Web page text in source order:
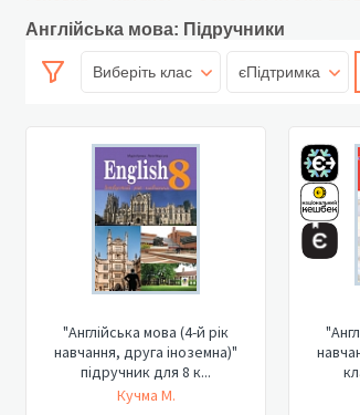
Англійська мова: Підручники
Виберіть клас єПідтримка
"Англійська мова (4-й рік
навчання, друга іноземна)"
підручник для 8 к...
Кучма М.